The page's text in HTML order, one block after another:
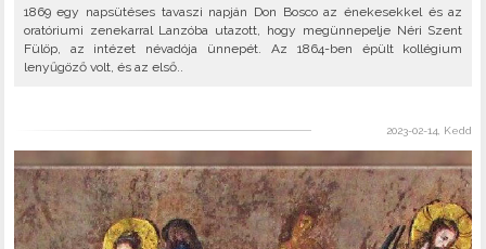
1869 egy napsütéses tavaszi napján Don Bosco az énekesekkel és az
oratóriumi zenekarral Lanzóba utazott, hogy megünnepelje Néri Szent
Fülöp, az intézet névadója ünnepét. Az 1864-ben épült kollégium
lenyűgöző volt, és az első..
2023-02-14, Kedd